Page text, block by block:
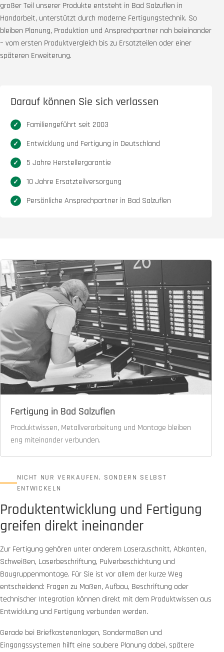
großer Teil unserer Produkte entsteht in Bad Salzuflen in
Handarbeit, unterstützt durch moderne Fertigungstechnik. So
bleiben Planung, Produktion und Ansprechpartner nah beieinander
– vom ersten Produktvergleich bis zu Ersatzteilen oder einer
späteren Erweiterung.
Darauf können Sie sich verlassen
Familiengeführt seit 2003
Entwicklung und Fertigung in Deutschland
5 Jahre Herstellergarantie
10 Jahre Ersatzteilversorgung
Persönliche Ansprechpartner in Bad Salzuflen
Fertigung in Bad Salzuflen
Produktwissen, Metallverarbeitung und Montage bleiben
eng miteinander verbunden.
NICHT NUR VERKAUFEN, SONDERN SELBST
ENTWICKELN
Produktentwicklung und Fertigung
greifen direkt ineinander
Zur Fertigung gehören unter anderem Laserzuschnitt, Abkanten,
Schweißen, Laserbeschriftung, Pulverbeschichtung und
Baugruppenmontage. Für Sie ist vor allem der kurze Weg
entscheidend: Fragen zu Maßen, Aufbau, Beschriftung oder
technischer Integration können direkt mit dem Produktwissen aus
Entwicklung und Fertigung verbunden werden.
Gerade bei Briefkastenanlagen, Sondermaßen und
Eingangssystemen hilft eine saubere Planung dabei, spätere